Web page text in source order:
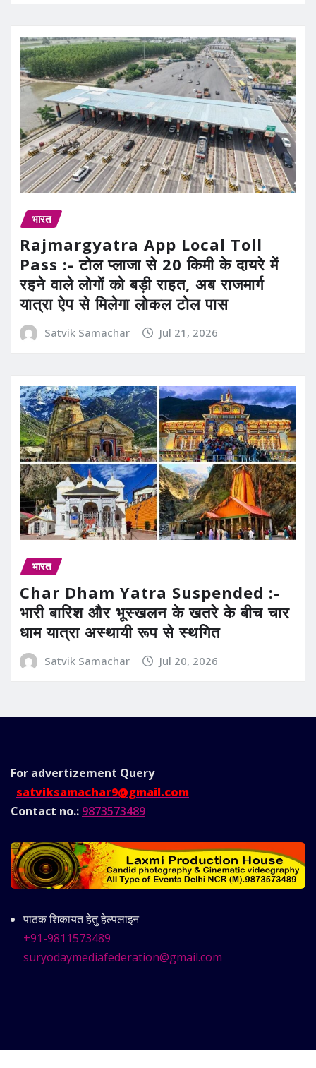
भारत
Rajmargyatra App Local Toll
Pass :- टोल प्लाजा से 20 किमी के दायरे में
रहने वाले लोगों को बड़ी राहत, अब राजमार्ग
यात्रा ऐप से मिलेगा लोकल टोल पास
Satvik Samachar Jul 21, 2026
भारत
Char Dham Yatra Suspended :-
भारी बारिश और भूस्खलन के खतरे के बीच चार
धाम यात्रा अस्थायी रूप से स्थगित
Satvik Samachar Jul 20, 2026
For advertizement Query
satviksamachar9@gmail.com
Contact no.: 9873573489
पाठक शिकायत हेतु हेल्पलाइन
+91-9811573489
suryodaymediafederation@gmail.com